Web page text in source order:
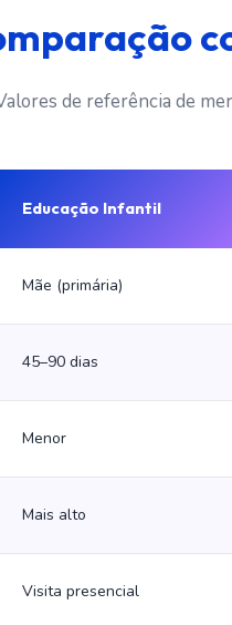
de referência de
Educação Infantil
Mãe (primária)
45–90 dias
Menor
Mais alto
Visita presencial